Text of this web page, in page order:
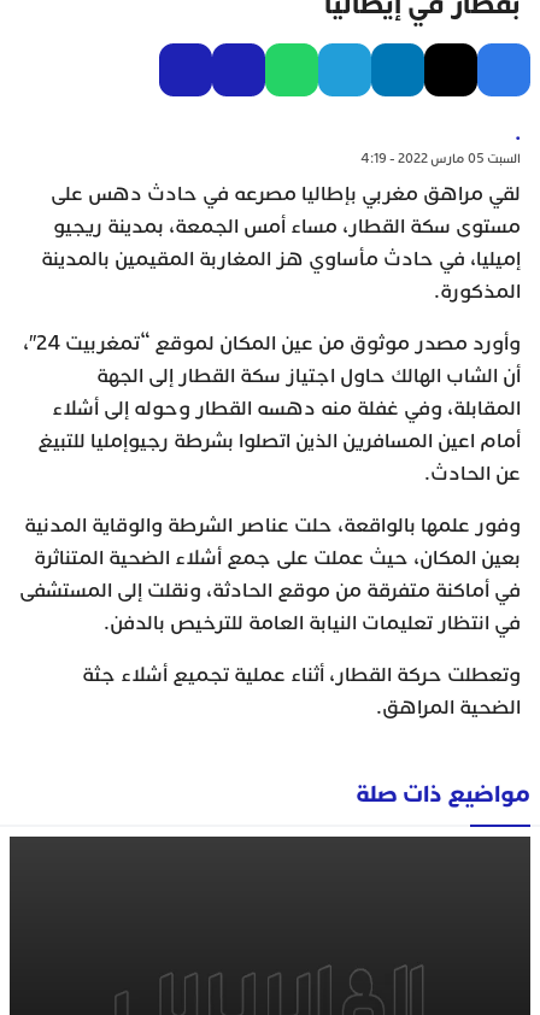
.
السبت 05 مارس 2022 - 4:19
لقي مراهق مغربي بإطاليا مصرعه في حادث دهس على
مستوى سكة القطار، مساء أمس الجمعة، بمدينة ريجيو
إميليا، في حادث مأساوي هز المغاربة المقيمين بالمدينة
المذكورة.
وأورد مصدر موثوق من عين المكان لموقع “تمغربيت 24″،
أن الشاب الهالك حاول اجتياز سكة القطار إلى الجهة
المقابلة، وفي غفلة منه دهسه القطار وحوله إلى أشلاء
أمام اعين المسافرين الذين اتصلوا بشرطة رجيوإمليا للتبيغ
عن الحادث.
وفور علمها بالواقعة، حلت عناصر الشرطة والوقاية المدنية
بعين المكان، حيث عملت على جمع أشلاء الضحية المتناثرة
في أماكنة متفرقة من موقع الحادثة، ونقلت إلى المستشفى
في انتظار تعليمات النيابة العامة للترخيص بالدفن.
وتعطلت حركة القطار، أثناء عملية تجميع أشلاء جثة
الضحية المراهق.
مواضيع ذات صلة